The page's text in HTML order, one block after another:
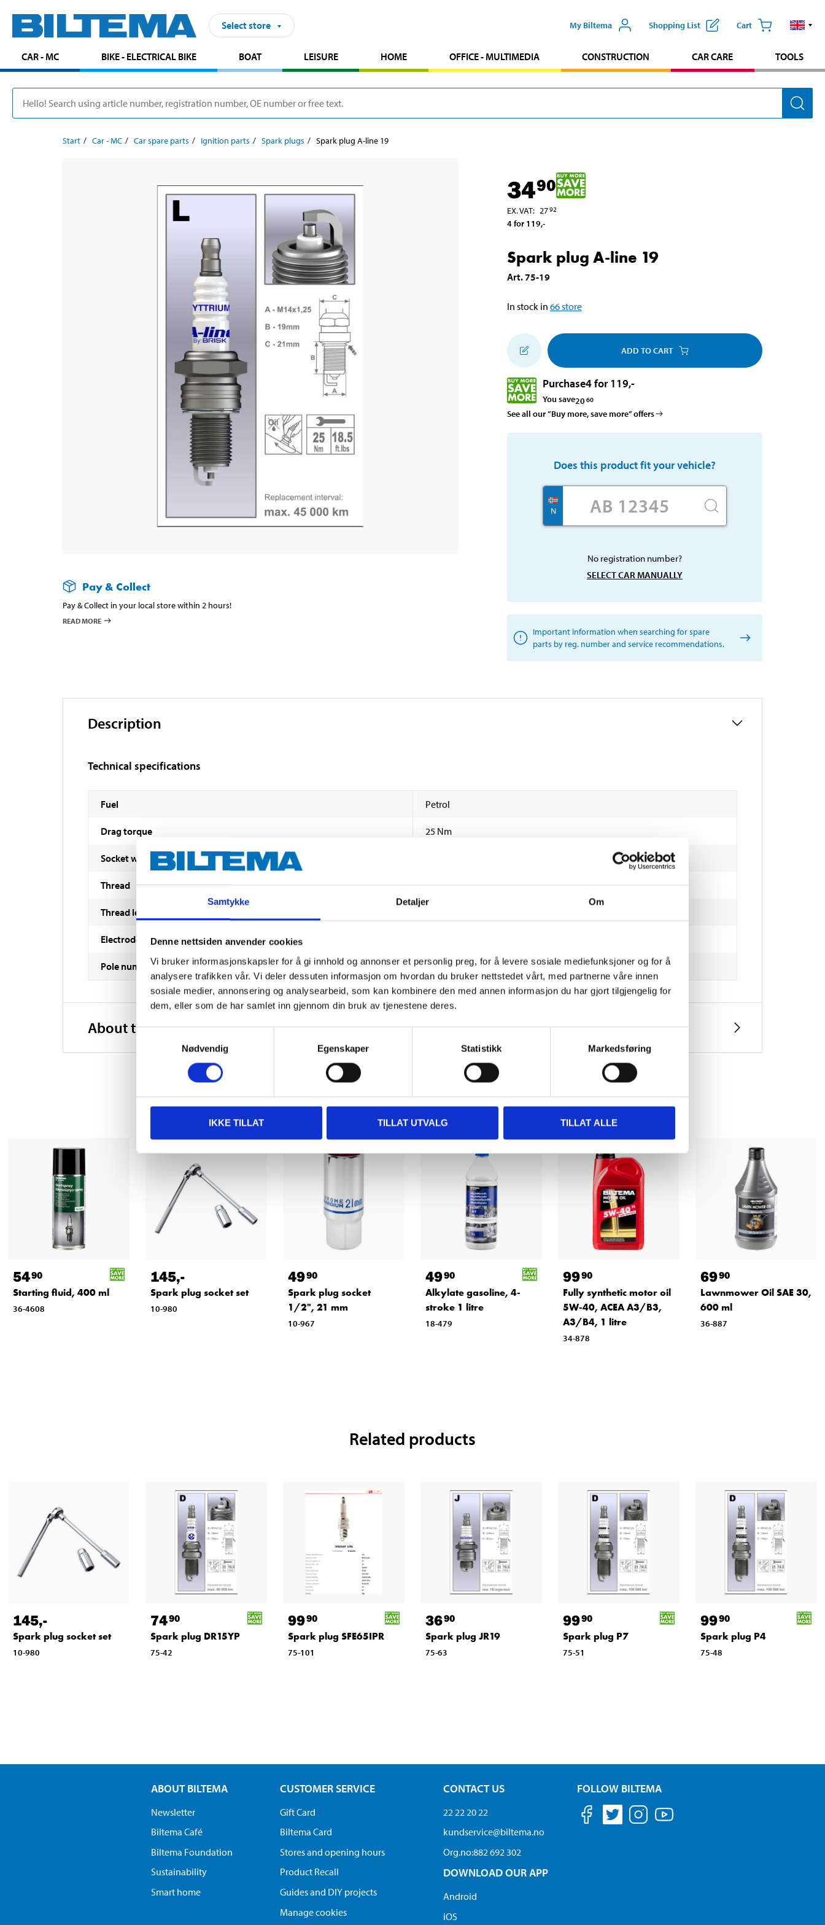
Samtykke Detaljer Om
Denne nettsiden anvender cookies
Vi bruker informasjonskapsler for å gi innhold og annonser et personlig preg, for å levere sosiale mediefunksjoner og for å
analysere trafikken vår. Vi deler dessuten informasjon om hvordan du bruker nettstedet vårt, med partnerne våre innen
sosiale medier, annonsering og analysearbeid, som kan kombinere den med annen informasjon du har gjort tilgjengelig for
dem, eller som de har samlet inn gjennom din bruk av tjenestene deres.
Nødvendig
Egenskaper Statistikk Markedsføring
IKKE TILLAT TILLAT UTVALG TILLAT ALLE
Select store My Biltema Shopping List Cart
CAR - MC BIKE - ELECTRICAL BIKE BOAT LEISURE HOME OFFICE - MULTIMEDIA CONSTRUCTION CAR CARE TOOLS
Start Car - MC Car spare parts Ignition parts Spark plugs Spark plug A-line 19
Pay & Collect
Pay & Collect in your local store within 2 hours!
READ MORE
3490
EX. VAT: 2792
4 for 119,-
Spark plug A-line 19
Art.75-19
In stock in 66store
ADD TO CART
Purchase4 for 119,-
You save20 60
See all our ”Buy more, save more” offers
Does this product fit your vehicle?
N
No registration number?
SELECT CAR MANUALLY
Important information when searching for spare
parts by reg. number and service recommendations.
Description
Technical specifications
Fuel Petrol
Drag torque 25 Nm
Socket width
Thread M14x1,25 mm
Thread length
Electrode spacing
Pole number 1 pcs
About the manufacturer
Other customers also bought
5490
Starting fluid, 400 ml
36-4608
145,-
Spark plug socket set
10-980
4990
Spark plug socket
1/2", 21 mm
10-967
4990
Alkylate gasoline, 4-
stroke 1 litre
18-479
9990
Fully synthetic motor oil
5W-40, ACEA A3/B3,
A3/B4, 1 litre
34-878
6990
Lawnmower Oil SAE 30,
600 ml
36-887
Related products
145,-
Spark plug socket set
10-980
7490
Spark plug DR15YP
75-42
9990
Spark plug SFE65IPR
75-101
3690
Spark plug JR19
75-63
9990
Spark plug P7
75-51
9990
Spark plug P4
75-48
ABOUT BILTEMA
Newsletter
Biltema Café
Biltema Foundation
Sustainability
Smart home
CUSTOMER SERVICE
Gift Card
Biltema Card
Stores and opening hours
Product Recall
Guides and DIY projects
Manage cookies
CONTACT US
22 22 20 22
kundservice@biltema.no
Org.no:882 692 302
DOWNLOAD OUR APP
Android
iOS
FOLLOW BILTEMA